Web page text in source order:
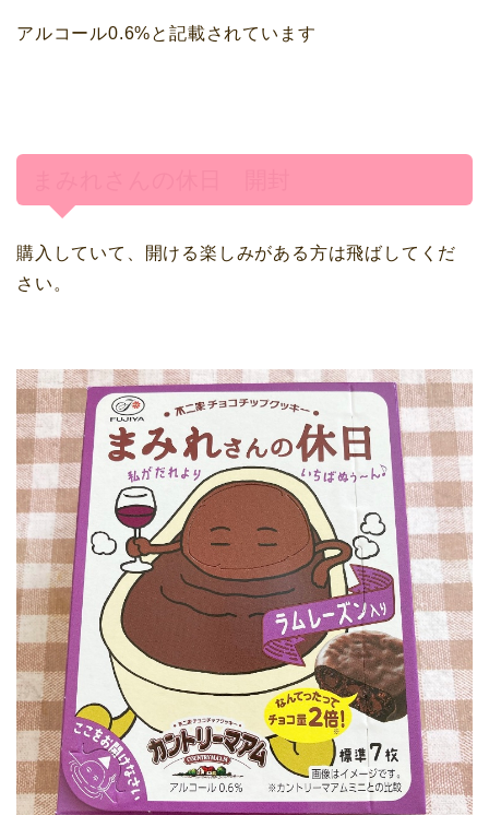
アルコール0.6%と記載されています
購入していて、開ける楽しみがある方は飛ばしてくだ
さい。